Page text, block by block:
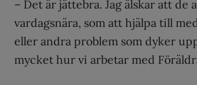
– Det är jättebra. Jag älskar att de
vardagsnära, som att hjälpa till
eller andra problem som dyker
mycket hur vi arbetar med